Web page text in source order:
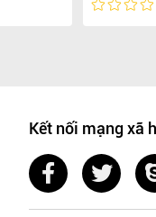
Kết nối mạng xã